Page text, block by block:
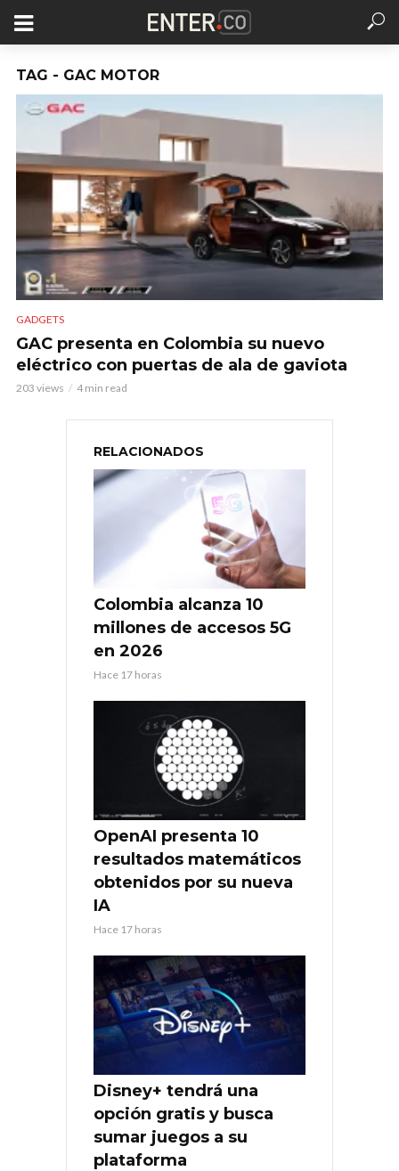
TAG - GAC MOTOR
GADGETS
GAC presenta en Colombia su nuevo
eléctrico con puertas de ala de gaviota
203 views 4 min read
RELACIONADOS
Colombia alcanza 10
millones de accesos 5G
en 2026
Hace 17 horas
OpenAI presenta 10
resultados matemáticos
obtenidos por su nueva
IA
Hace 17 horas
Disney+ tendrá una
opción gratis y busca
sumar juegos a su
plataforma